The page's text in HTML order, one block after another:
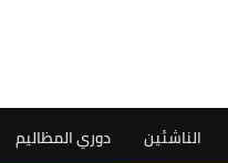
الناشئين دوري المظاليم